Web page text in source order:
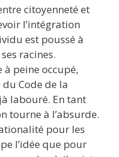
citoyenneté et
l’intégration
est poussé à
racines.
à peine occupé,
Code de la
labouré. En tant
tourne à l’absurde.
pour les
l’idée que pour